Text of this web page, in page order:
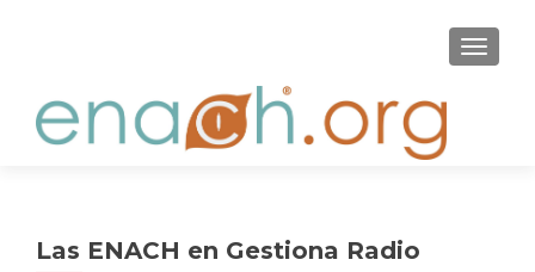
MENU
Las ENACH en Gestiona Radio